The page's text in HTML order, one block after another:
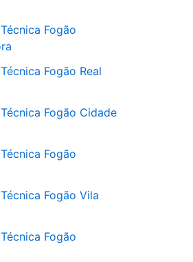
Fogão
Fogão Real
Fogão Cidade
Fogão
Fogão Vila
Fogão